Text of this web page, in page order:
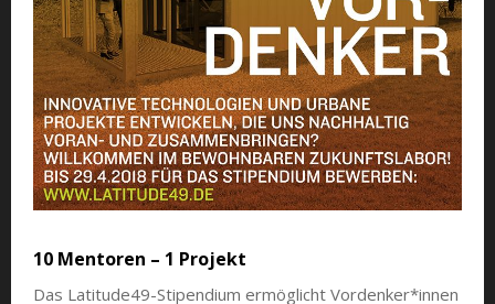
10 Mentoren – 1 Projekt
Das Latitude49-Stipendium ermöglicht Vordenker*innen